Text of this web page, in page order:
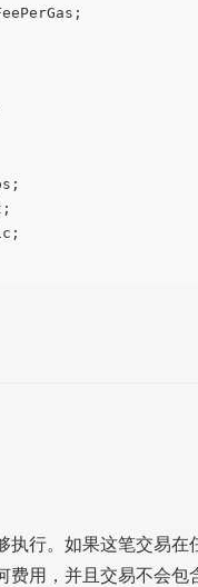
执行。如果这笔交易在
费用，并且交易不会包